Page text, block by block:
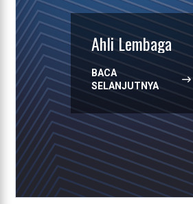
Ahli Lembaga
BACA
SELANJUTNYA